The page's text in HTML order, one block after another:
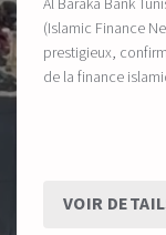
Al Baraka Bank
(Islamic Finance
prestigieux,
de la finance
VOIR